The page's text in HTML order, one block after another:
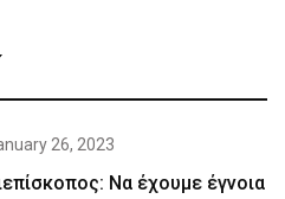
26, 2023
Να έχουμε έγνοια